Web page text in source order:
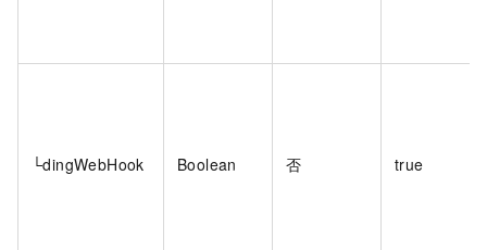
└dingWebHook Boolean 否 true